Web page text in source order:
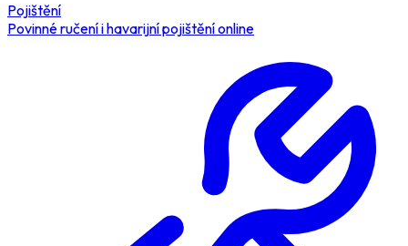
Pojištění
Povinné ručení i havarijní pojištění online